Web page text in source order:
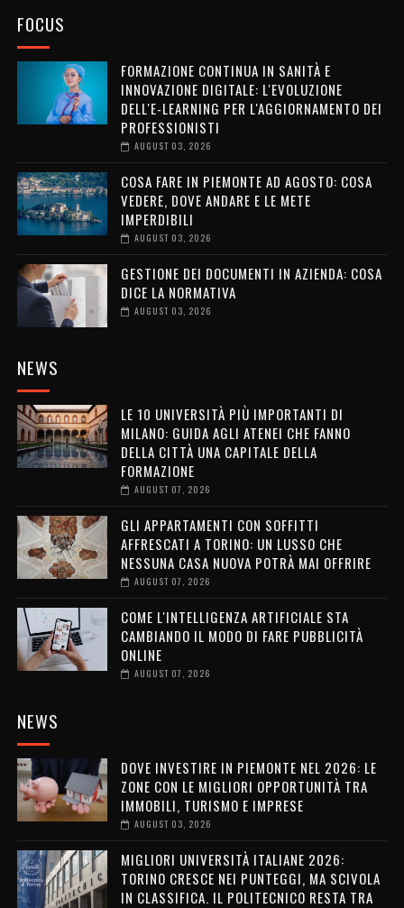
FOCUS
FORMAZIONE CONTINUA IN SANITÀ E
INNOVAZIONE DIGITALE: L'EVOLUZIONE
DELL'E-LEARNING PER L'AGGIORNAMENTO DEI
PROFESSIONISTI
AUGUST 03, 2026
COSA FARE IN PIEMONTE AD AGOSTO: COSA
VEDERE, DOVE ANDARE E LE METE
IMPERDIBILI
AUGUST 03, 2026
GESTIONE DEI DOCUMENTI IN AZIENDA: COSA
DICE LA NORMATIVA
AUGUST 03, 2026
NEWS
LE 10 UNIVERSITÀ PIÙ IMPORTANTI DI
MILANO: GUIDA AGLI ATENEI CHE FANNO
DELLA CITTÀ UNA CAPITALE DELLA
FORMAZIONE
AUGUST 07, 2026
GLI APPARTAMENTI CON SOFFITTI
AFFRESCATI A TORINO: UN LUSSO CHE
NESSUNA CASA NUOVA POTRÀ MAI OFFRIRE
AUGUST 07, 2026
COME L'INTELLIGENZA ARTIFICIALE STA
CAMBIANDO IL MODO DI FARE PUBBLICITÀ
ONLINE
AUGUST 07, 2026
NEWS
DOVE INVESTIRE IN PIEMONTE NEL 2026: LE
ZONE CON LE MIGLIORI OPPORTUNITÀ TRA
IMMOBILI, TURISMO E IMPRESE
AUGUST 03, 2026
MIGLIORI UNIVERSITÀ ITALIANE 2026:
TORINO CRESCE NEI PUNTEGGI, MA SCIVOLA
IN CLASSIFICA. IL POLITECNICO RESTA TRA